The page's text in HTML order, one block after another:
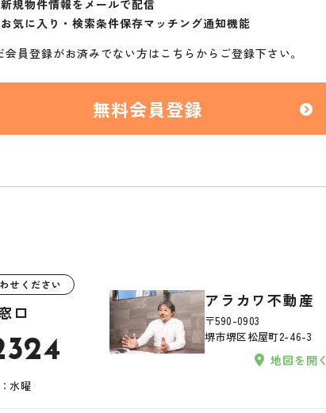
新規物件情報をメールで配信
お気に入り・検索条件保存マッチング通知機能
会員登録がお済みでない方はこちらからご登録下さい。
無料会員登録
せください
口
水曜
アラカワ不動産
〒590-0903
堺市堺区松屋町2-46-3
地図を開く